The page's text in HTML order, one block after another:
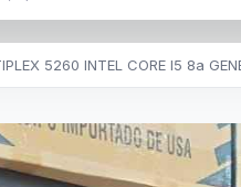
5260 INTEL CORE I5 8a